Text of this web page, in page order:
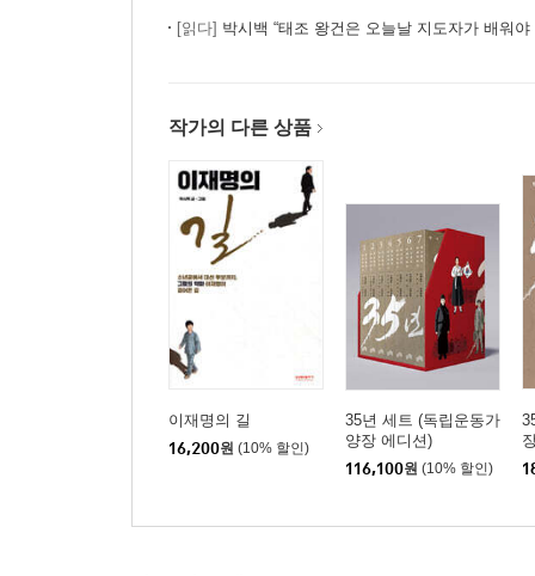
[읽다] 박시백 “태조 왕건은 오늘날 지도자가 배워야
작가의 다른 상품
이재명의 길
16,200원 (10% 할인)
35년 세트 (독립운동가
양장 에디션)
116,100원 (10% 할인)